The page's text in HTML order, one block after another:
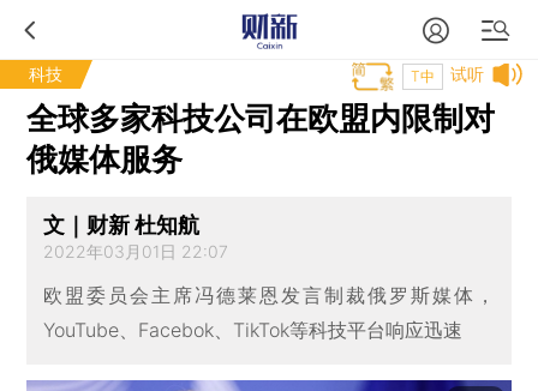
科技 试听
T中
全球多家科技公司在欧盟内限制对
俄媒体服务
文｜财新 杜知航
2022年03月01日 22:07
欧盟委员会主席冯德莱恩发言制裁俄罗斯媒体，
YouTube、Facebok、TikTok等科技平台响应迅速